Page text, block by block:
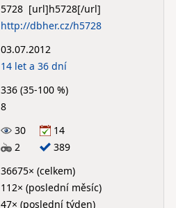
5728
http://dbher.cz/h5728
03.07.2012
14 let a 36 dní
336 (35-100 %)
8
30
14
2
389
36675× (celkem)
112× (poslední měsíc)
47× (poslední týden)